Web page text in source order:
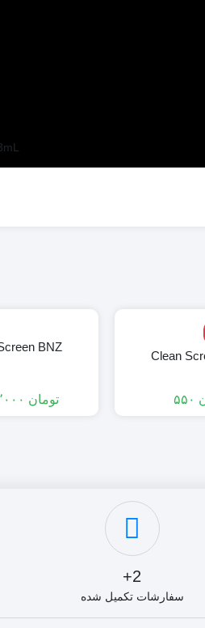
Clean
BNZ
تومان
2+
سفارشات تکمیل شده